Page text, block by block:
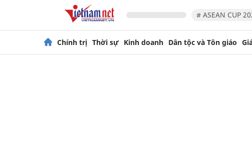
# ASEAN CUP
Chính trị Thời sự Kinh doanh Dân tộc và Tôn giáo